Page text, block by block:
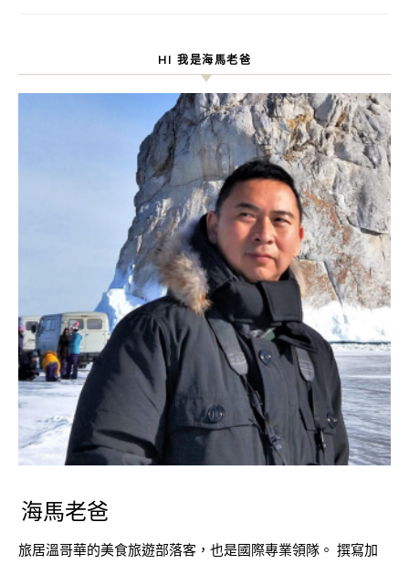
HI 我是海馬老爸
海馬老爸
旅居溫哥華的美食旅遊部落客，也是國際專業領隊。 撰寫加